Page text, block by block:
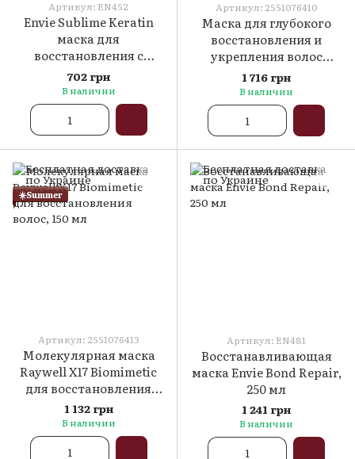
Артикул: EN452
Envie Sublime Keratin
маска для
восстановления с
кератином, 250 мл
702 грн
В наличии
Артикул: 2551076410
Маска для глубокого
восстановления и
укрепления волос
Extremo Molecular Plex,
500 мл
1 716 грн
В наличии
☀️Summer
Артикул: 2551076413
Молекулярная маска
Raywell X17 Biomimetic
для восстановления
волос, 150 мл
1 132 грн
В наличии
Артикул: EN481
Восстанавливающая
маска Envie Bond Repair,
250 мл
1 241 грн
В наличии